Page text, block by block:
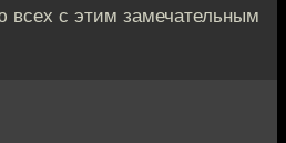
всех с этим замечательным